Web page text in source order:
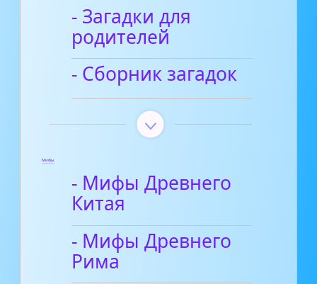
- Загадки для
родителей
- Сборник загадок
Мифы
- Мифы Древнего
Китая
- Мифы Древнего
Рима